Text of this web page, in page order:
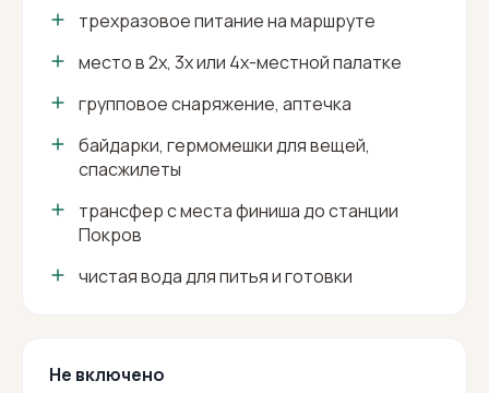
трехразовое питание на маршруте
место в 2х, 3х или 4х-местной палатке
групповое снаряжение, аптечка
байдарки, гермомешки для вещей,
спасжилеты
трансфер с места финиша до станции
Покров
чистая вода для питья и готовки
Не включено